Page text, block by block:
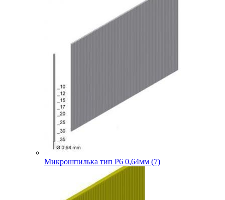
Микрошпилька тип P6 0,64мм (7)